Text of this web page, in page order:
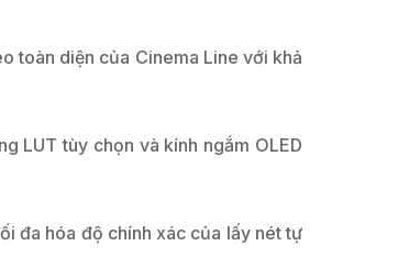
toàn diện của Cinema Line với khả
LUT tùy chọn và kính ngắm OLED
đa hóa độ chính xác của lấy nét tự